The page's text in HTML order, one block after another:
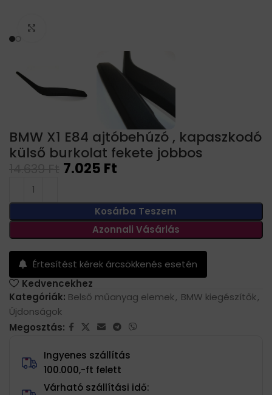
BMW X1 E84 ajtóbehúzó , kapaszkodó
külső burkolat fekete jobbos
7.025 Ft
Kosárba Teszem
Azonnali Vásárlás
Értesítést kérek árcsökkenés esetén
Kedvencekhez
Kategóriák: Belső műanyag elemek, BMW kiegészítők,
Újdonságok
Megosztás:
Ingyenes szállítás
100.000,-ft felett
Várható szállítási idő: